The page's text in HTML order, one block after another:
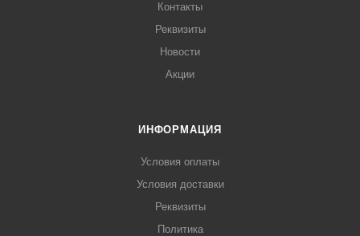
Контакты
Реквизиты
Новости
Акции
ИНФОРМАЦИЯ
Условия оплаты
Условия доставки
Реквизиты
Политика